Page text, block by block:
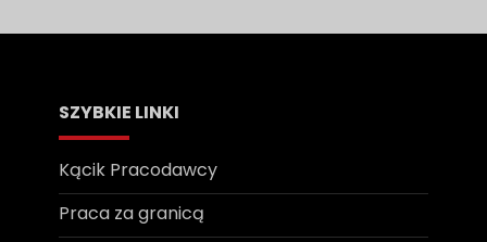
SZYBKIE LINKI
Kącik Pracodawcy
Praca za granicą